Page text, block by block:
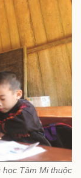
Tâm Mi thuộc